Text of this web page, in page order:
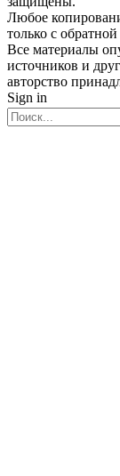
Любое
только с
Все материалы
источников и
авторство
Sign in